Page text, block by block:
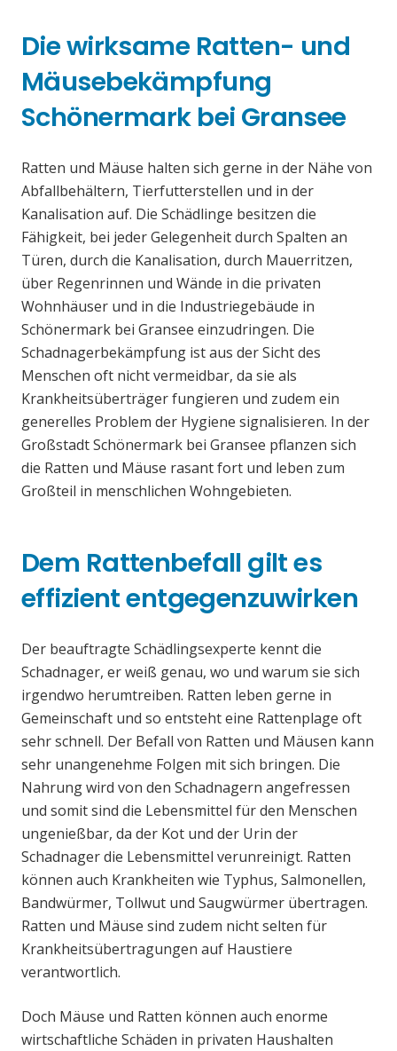
Die wirksame Ratten- und
Mäusebekämpfung
Schönermark bei Gransee
Ratten und Mäuse halten sich gerne in der Nähe von
Abfallbehältern, Tierfutterstellen und in der
Kanalisation auf. Die Schädlinge besitzen die
Fähigkeit, bei jeder Gelegenheit durch Spalten an
Türen, durch die Kanalisation, durch Mauerritzen,
über Regenrinnen und Wände in die privaten
Wohnhäuser und in die Industriegebäude in
Schönermark bei Gransee einzudringen. Die
Schadnagerbekämpfung ist aus der Sicht des
Menschen oft nicht vermeidbar, da sie als
Krankheitsüberträger fungieren und zudem ein
generelles Problem der Hygiene signalisieren. In der
Großstadt Schönermark bei Gransee pflanzen sich
die Ratten und Mäuse rasant fort und leben zum
Großteil in menschlichen Wohngebieten.
Dem Rattenbefall gilt es
effizient entgegenzuwirken
Der beauftragte Schädlingsexperte kennt die
Schadnager, er weiß genau, wo und warum sie sich
irgendwo herumtreiben. Ratten leben gerne in
Gemeinschaft und so entsteht eine Rattenplage oft
sehr schnell. Der Befall von Ratten und Mäusen kann
sehr unangenehme Folgen mit sich bringen. Die
Nahrung wird von den Schadnagern angefressen
und somit sind die Lebensmittel für den Menschen
ungenießbar, da der Kot und der Urin der
Schadnager die Lebensmittel verunreinigt. Ratten
können auch Krankheiten wie Typhus, Salmonellen,
Bandwürmer, Tollwut und Saugwürmer übertragen.
Ratten und Mäuse sind zudem nicht selten für
Krankheitsübertragungen auf Haustiere
verantwortlich.
Doch Mäuse und Ratten können auch enorme
wirtschaftliche Schäden in privaten Haushalten